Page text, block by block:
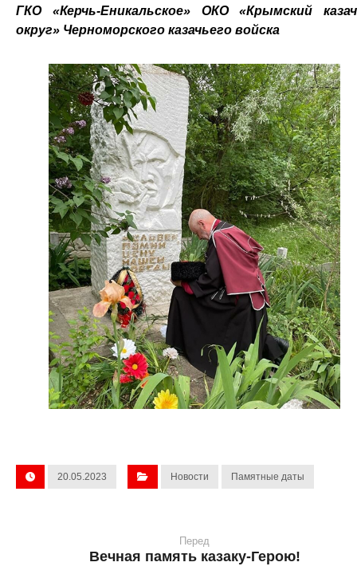
ГКО «Керчь-Еникальское» ОКО «Крымский
округ» Черноморского казачьего войска
20.05.2023 Новости Памятные даты
Перед
Вечная память казаку-Герою!